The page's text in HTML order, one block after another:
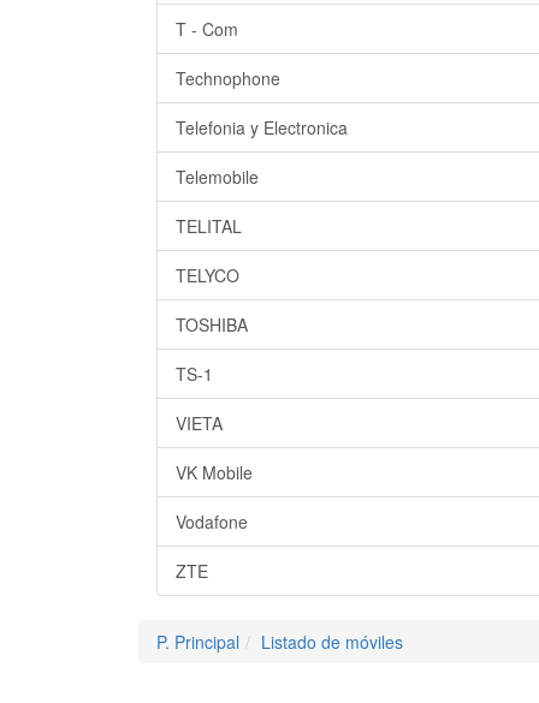
T - Com
Technophone
Telefonia y Electronica
Telemobile
TELITAL
TELYCO
TOSHIBA
TS-1
VIETA
VK Mobile
Vodafone
ZTE
P. Principal Listado de móviles